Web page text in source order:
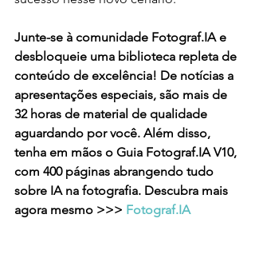
Junte-se à comunidade Fotograf.IA e
desbloqueie uma biblioteca repleta de
conteúdo de excelência! De notícias a
apresentações especiais, são mais de
32 horas de material de qualidade
aguardando por você. Além disso,
tenha em mãos o Guia Fotograf.IA V10,
com 400 páginas abrangendo tudo
sobre IA na fotografia. Descubra mais
agora mesmo >>> Fotograf.IA